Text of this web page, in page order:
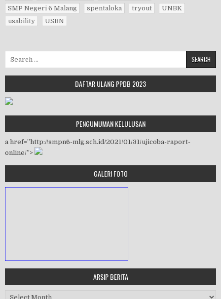
SMP Negeri 6 Malang
spentaloka tryout
UNBK
usability
USBN
Search for:
DAFTAR ULANG PPDB 2023
PENGUMUMAN KELULUSAN
a href=”http://smpn6-mlg.sch.id/2021/01/31/ujicoba-raport-
online/”>
GALERI FOTO
ARSIP BERITA
Arsip Berita